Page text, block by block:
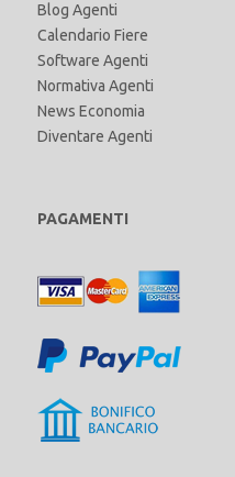
Blog Agenti
Calendario Fiere
Software Agenti
Normativa Agenti
News Economia
Diventare Agenti
PAGAMENTI